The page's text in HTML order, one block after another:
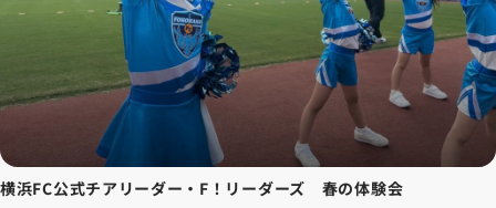
横浜FC公式チアリーダー・F！リーダーズ 春の体験会